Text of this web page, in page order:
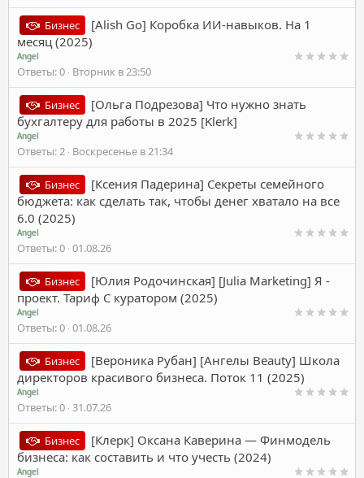
Бизнес
[Alish Go] Коробка ИИ-навыков. На 1
месяц (2025)
Angel
Ответы 0 Вторник в 23:50
Бизнес
[Ольга Подрезова] Что нужно знать
бухгалтеру для работы в 2025 [Klerk]
Angel
Ответы 2 Воскресенье в 21:34
Бизнес
[Ксения Падерина] Секреты семейного
бюджета: как сделать так, чтобы денег хватало на все
6.0 (2025)
Angel
Ответы 0 01.08.26
Бизнес
[Юлия Родочинская] [Julia Marketing] Я -
проект. Тариф С куратором (2025)
Angel
Ответы 0 01.08.26
Бизнес
[Вероника Рубан] [Ангелы Beauty] Школа
директоров красивого бизнеса. Поток 11 (2025)
Angel
Ответы 0 31.07.26
Бизнес
[Клерк] Оксана Каверина ― Финмодель
бизнеса: как составить и что учесть (2024)
Angel